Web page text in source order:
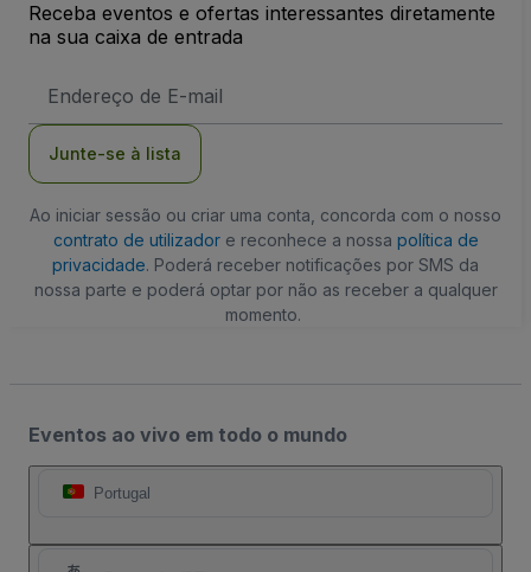
Receba eventos e ofertas interessantes diretamente
na sua caixa de entrada
de
Junte-se à lista
Ao iniciar sessão ou criar uma conta, concorda com o nosso
contrato de utilizadore reconhece a nossa política de
privacidade. Poderá receber notificações por SMS da
nossa parte e poderá optar por não as receber a qualquer
momento.
Eventos ao vivo em todo o mundo
Portugal